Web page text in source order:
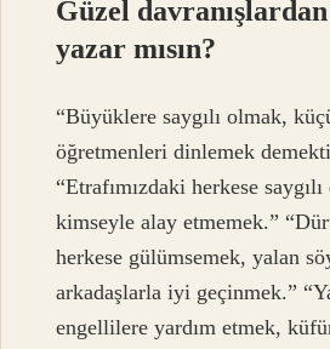
Güzel
yazar mısın?
“Büyüklere saygılı olmak,
öğretmenleri dinlemek
“Etrafımızdaki herkese
kimseyle alay etmemek.”
herkese gülümsemek, yalan
arkadaşlarla iyi geçinmek.”
engellilere yardım etmek,